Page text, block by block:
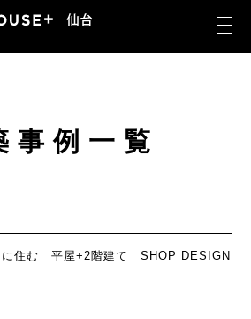
事例一覧
住む 平屋+2階建て SHOP DESIGN（